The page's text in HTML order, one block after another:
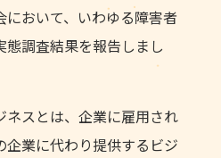
おいて、いわゆる障害者
調査結果を報告しまし
ネスとは、企業に雇用され
業に代わり提供するビジ